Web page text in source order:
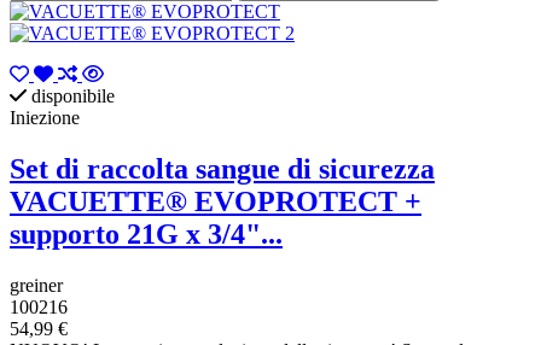
disponibile
Iniezione
Set di raccolta sangue di sicurezza
VACUETTE® EVOPROTECT +
supporto 21G x 3/4"...
greiner
100216
54,99 €